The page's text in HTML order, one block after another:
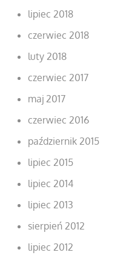
lipiec 2018
czerwiec 2018
luty 2018
czerwiec 2017
maj 2017
czerwiec 2016
październik 2015
lipiec 2015
lipiec 2014
lipiec 2013
sierpień 2012
lipiec 2012